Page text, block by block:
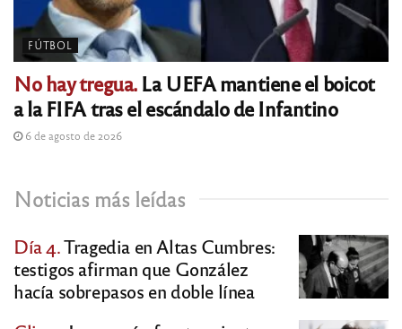
FÚTBOL
No hay tregua.La UEFA mantiene el boicot
a la FIFA tras el escándalo de Infantino
6 de agosto de 2026
Noticias más leídas
Día 4.Tragedia en Altas Cumbres:
testigos afirman que González
hacía sobrepasos en doble línea